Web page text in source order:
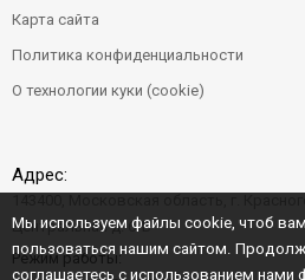
Карта сайта
Политика конфиденциальности
О технологии куки (cookie)
Адрес:
Центральная д. 6"Б"
Режим работы:
Мы используем файлы cookie, чтоб
пользоваться нашим сайтом.
соглашаетесь с использованием нами